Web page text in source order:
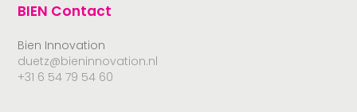
BIEN Contact
Bien Innovation
duetz@bieninnovation.nl
+31 6 54 79 54 60